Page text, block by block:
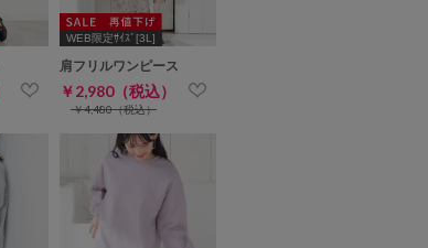
WEB限定ｻｲｽﾞ[3L]
肩フリルワンピース
￥2,980（税込）
￥4,480（税込）